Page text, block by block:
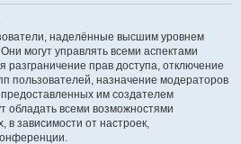
наделённые высшим уровнем
могут управлять всеми аспектами
прав доступа, отключение
пользователей, назначение модераторов
предоставленных им создателем
обладать всеми возможностями
в зависимости от настроек,